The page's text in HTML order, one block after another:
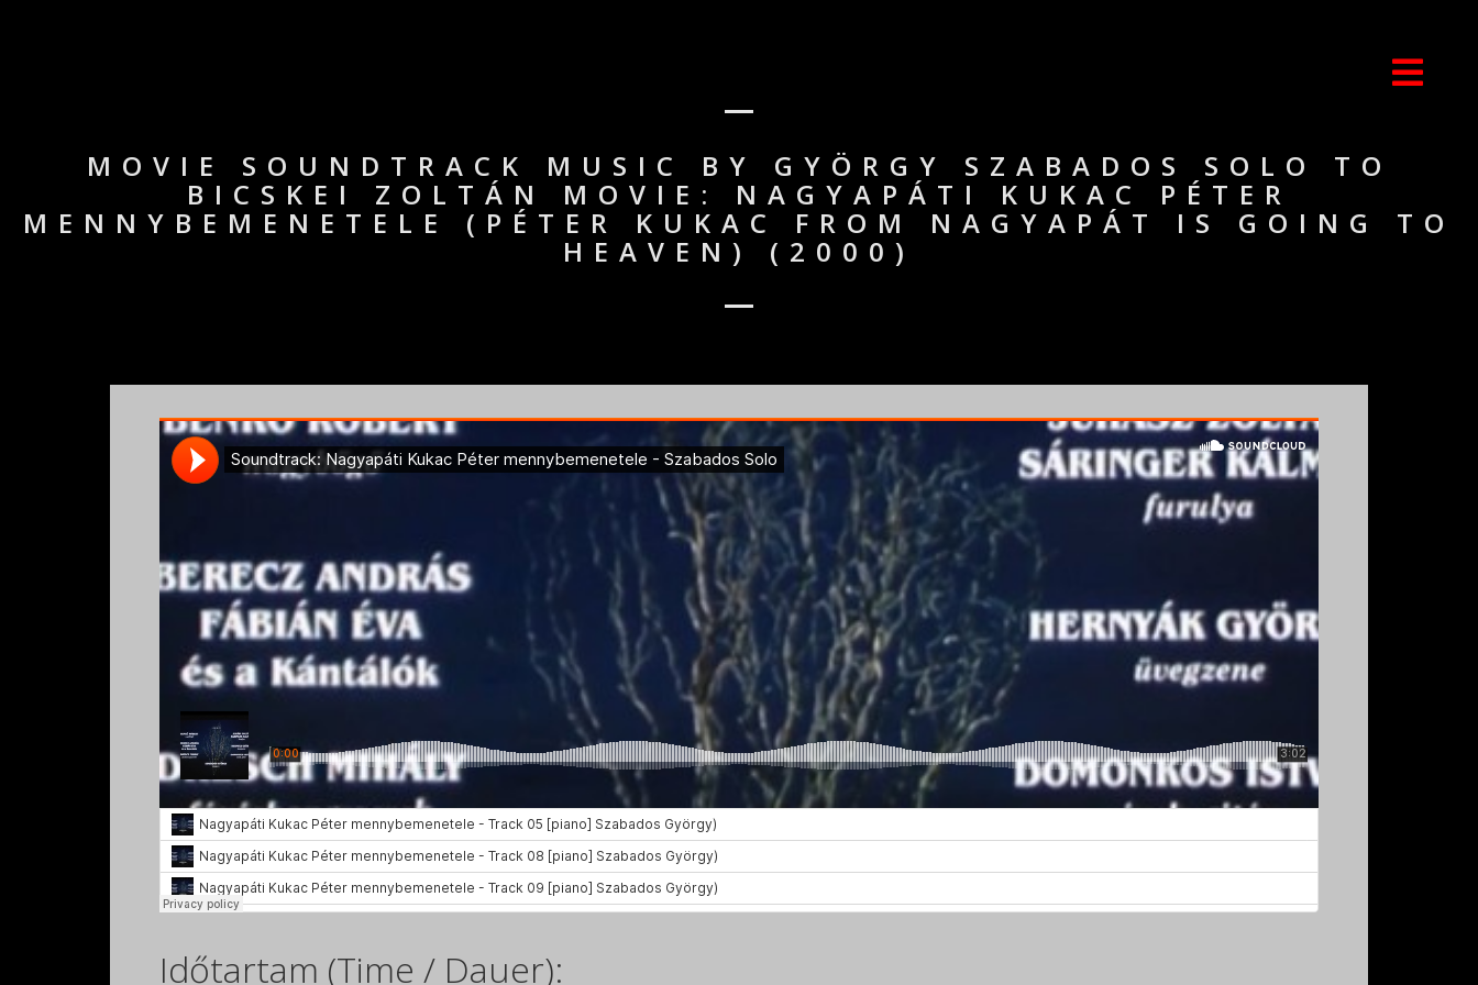
MOVIE SOUNDTRACK MUSIC BY GYÖRGY SZABADOS SOLO TO
BICSKEI ZOLTÁN MOVIE: NAGYAPÁTI KUKAC PÉTER
MENNYBEMENETELE (PÉTER KUKAC FROM NAGYAPÁT IS GOING TO
HEAVEN) (2000)
Időtartam (Time / Dauer):